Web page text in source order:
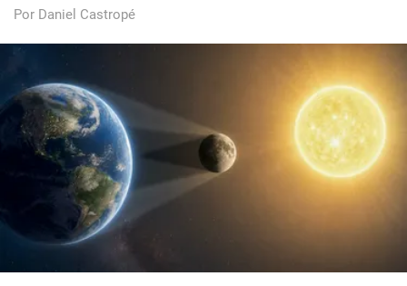
Por Daniel Castropé